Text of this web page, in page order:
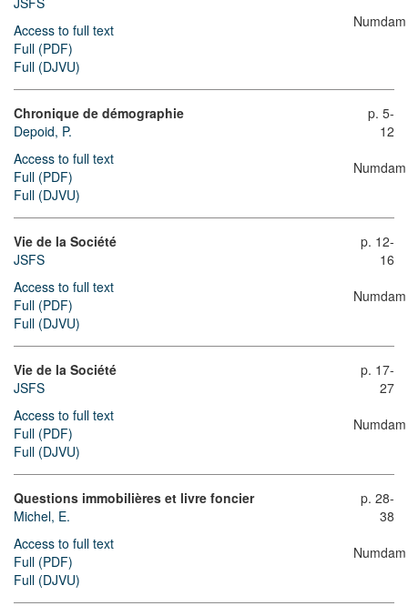
Access to full text
Full (PDF)
Full (DJVU)
Numdam
Chronique de démographie
Depoid, P.
Access to full text
Full (PDF)
Full (DJVU)
p. 5-
12
Numdam
Vie de la Société
JSFS
Access to full text
Full (PDF)
Full (DJVU)
p. 12-
16
Numdam
Vie de la Société
JSFS
Access to full text
Full (PDF)
Full (DJVU)
p. 17-
27
Numdam
Questions immobilières et livre foncier
Michel, E.
Access to full text
Full (PDF)
Full (DJVU)
p. 28-
38
Numdam